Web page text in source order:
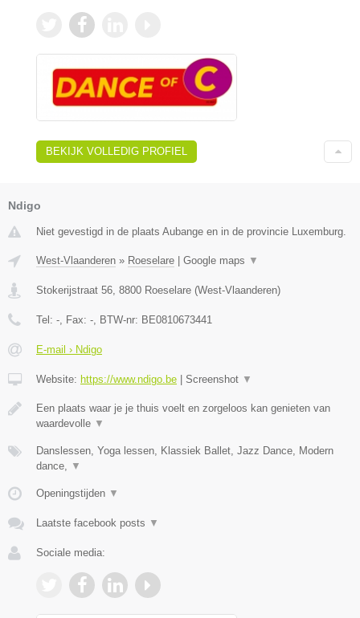
BEKIJK VOLLEDIG PROFIEL
Ndigo
Niet gevestigd in de plaats Aubange en in de provincie Luxemburg.
West-Vlaanderen » Roeselare Google maps ▼
Stokerijstraat 56 8800 Roeselare (West-Vlaanderen)
Tel: - , Fax: - , BTW-nr: BE0810673441
E-mail › Ndigo
Website: https://www.ndigo.be Screenshot ▼
Een plaats waar je je thuis voelt en zorgeloos kan genieten van
waardevolle ▼
Danslessen, Yoga lessen, Klassiek Ballet, Jazz Dance, Modern
dance,
▼
Openingstijden ▼
Laatste facebook posts ▼
Sociale media: